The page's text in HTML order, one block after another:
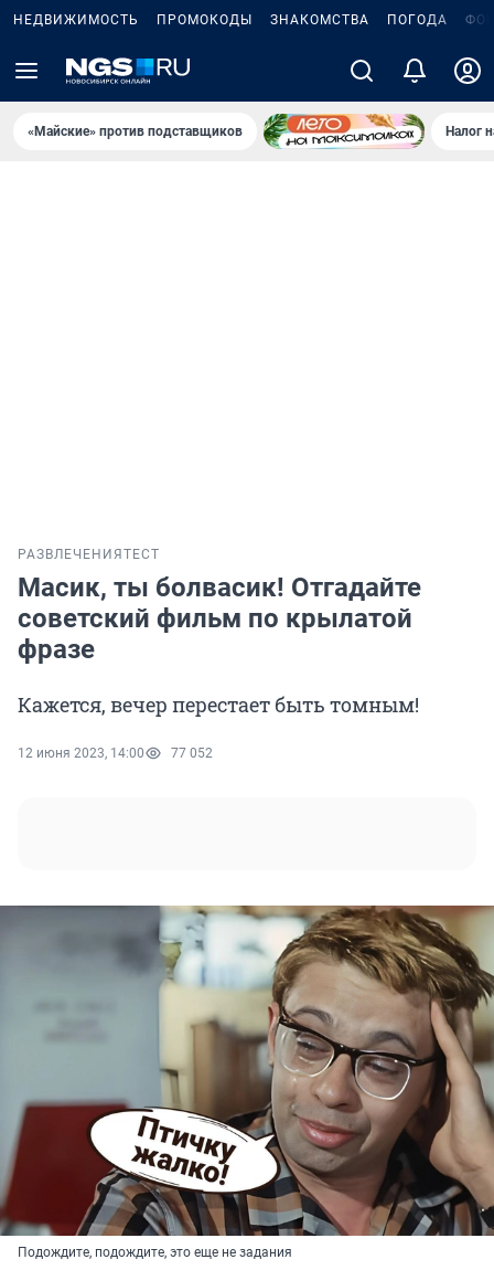
НЕДВИЖИМОСТЬ ПРОМОКОДЫ ЗНАКОМСТВА ПОГОДА
«Майские» против подставщиков Налог
РАЗВЛЕЧЕНИЯ ТЕСТ
Масик, ты болвасик! Отгадайте
советский фильм по крылатой
фразе
Кажется, вечер перестает быть томным!
12 июня 2023, 14:00 77 052
Подождите, подождите, это еще не задания